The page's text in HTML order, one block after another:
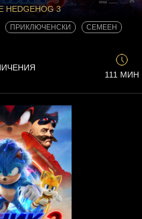
HEDGEHOG 3
ПРИКЛЮЧЕНСКИ СЕМЕЕН
111 МИН